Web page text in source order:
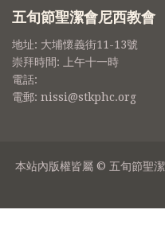
五旬節聖潔會尼西教會
地址: 大埔懷義街11-13號
崇拜時間: 上午十一時
電話:
電郵: nissi@stkphc.org
本站內版權皆屬 © 五旬節聖